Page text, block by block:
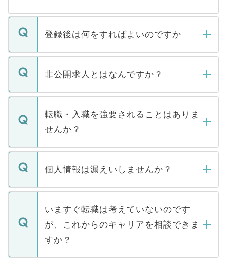
登録後は何をすればよいのですか
ご登録いただきましたら、弊社担当者がご
登録内容を確認し、その後メールもしくは
ます。通常、5営業日以内にはご連絡をせて
いただきますので、しばらくお待ちくださ
非公開求人とはなんですか？
マイナビDOCTORで取り扱っている求人の
うち約3割は、Webサイトからご覧いただ
けない「非公開求人」です。非公開求人は
下記の理由によって、一般には公開してい
ません。
■応募殺到を避けるため 人気のある医療機
関を公にしてしまうと、応募が殺到する場
に、医療機関が求める条件に合った人材の
みを人材紹介会社に依頼するケースが増え
ています。
転職・入職を強要されることはありま
せんか？
転職・入職を強要することは一切ありませ
ん。また、仮に応募先から内定をいただい
定を承諾する必要はありません。内定先へ
の辞退の連絡はキャリアパートナーが行い
個人情報は漏えいしませんか？
個人情報が漏えいすることはありませんの
で、ご安心ください。当サイトからの登録
などで収集したご登録者様の個人情報は、
ご本人のキャリアアップおよび転職活動の
支援を目的に使用いたします。お預かりし
ているすべての個人データはご本人の許可
いますぐ転職は考えていないのです
が、これからのキャリアを相談できま
すか？